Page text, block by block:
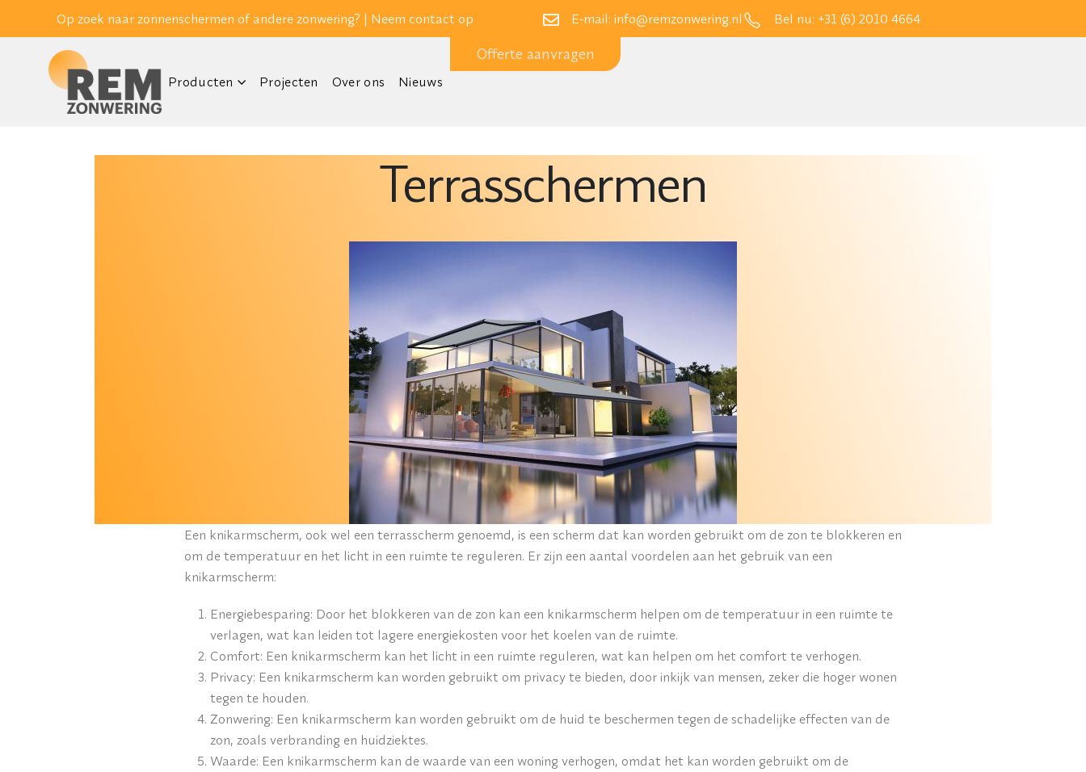
Op zoek naar zonnenschermen of andere zonwering? | Neem contact op E-mail: info@remzonwering.nl Bel nu: +31 (6) 2010 4664
Producten Projecten Over ons Nieuws
Offerte aanvragen
Terrasschermen
Een knikarmscherm, ook wel een terrasscherm genoemd, is een scherm dat kan worden gebruikt om de zon te blokkeren en
om de temperatuur en het licht in een ruimte te reguleren. Er zijn een aantal voordelen aan het gebruik van een
knikarmscherm:
Energiebesparing: Door het blokkeren van de zon kan een knikarmscherm helpen om de temperatuur in een ruimte te
verlagen, wat kan leiden tot lagere energiekosten voor het koelen van de ruimte.
Comfort: Een knikarmscherm kan het licht in een ruimte reguleren, wat kan helpen om het comfort te verhogen.
Privacy: Een knikarmscherm kan worden gebruikt om privacy te bieden, door inkijk van mensen, zeker die hoger wonen
tegen te houden.
Zonwering: Een knikarmscherm kan worden gebruikt om de huid te beschermen tegen de schadelijke effecten van de
zon, zoals verbranding en huidziektes.
Waarde: Een knikarmscherm kan de waarde van een woning verhogen, omdat het kan worden gebruikt om de